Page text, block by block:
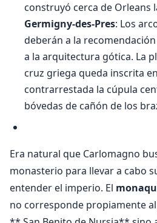
construyó cerca de Orleans
Germigny-des-Pres: Los
deberán a la
a la arquitectura gótica. La
cruz griega queda inscrita
contrarrestada la cúpula
bóvedas de cañón de los
Era natural que Carlomagno
monasterio para llevar a cabo
entender el imperio. El
no corresponde propiamente